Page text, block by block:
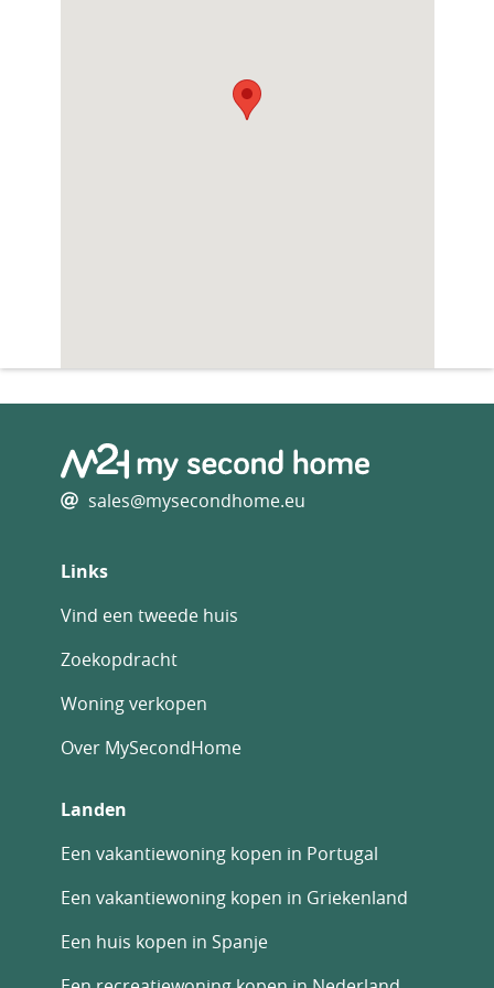
sales@mysecondhome.eu
Links
Vind een tweede huis
Zoekopdracht
Woning verkopen
Over MySecondHome
Landen
Een vakantiewoning kopen in Portugal
Een vakantiewoning kopen in Griekenland
Een huis kopen in Spanje